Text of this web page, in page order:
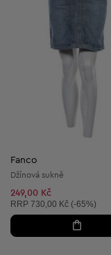
Fanco
Džínová sukně
249,00 Kč
Doporučená cena:
RRP 730,00 Kč (-65%)